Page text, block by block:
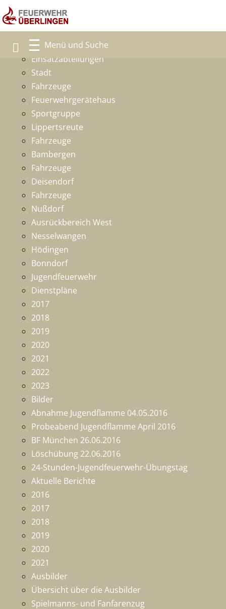
Freiwillige Feuerwehr
Ansprechpartner
Einsatzabteilungen
Stadt
Fahrzeuge
Feuerwehrgerätehaus
Sportgruppe
Lippertsreute
Fahrzeuge
Bambergen
Fahrzeuge
Deisendorf
Fahrzeuge
Nußdorf
Ausrückbereich West
Nesselwangen
Hödingen
Bonndorf
Jugendfeuerwehr
Dienstpläne
2017
2018
2019
2020
2021
2022
2023
Bilder
Abnahme Jugendflamme 04.05.2016
Probeabend Jugendflamme April 2016
BF München 26.06.2016
Löschübung 22.06.2016
24-Stunden-Jugendfeuerwehr-Übungstag
Aktuelle Berichte
2016
2017
2018
2019
2020
2021
Ausbilder
Übersicht über die Ausbilder
Spielmanns- und Fanfarenzug